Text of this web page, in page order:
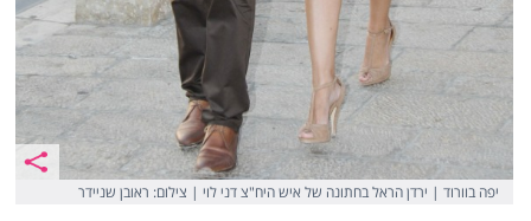
יפה בוורוד | ירדן הראל בחתונה של איש היח"צ דני לוי | צילום: ראובן שניידר